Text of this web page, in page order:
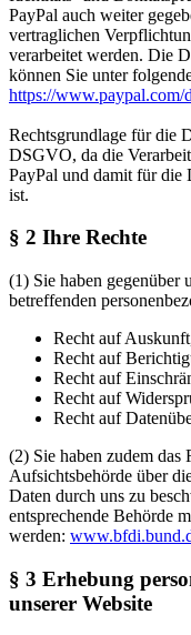
PayPal auch weiter
vertraglichen
verarbeitet werden. Die
können Sie unter
https://www.paypal.com/
Rechtsgrundlage für die
DSGVO, da die
PayPal und damit für die
ist.
§ 2 Ihre Rechte
(1) Sie haben gegenüber
betreffenden
Recht auf
Recht auf
Recht auf
Recht auf
Recht auf
(2) Sie haben zudem das
Aufsichtsbehörde über
Daten durch uns zu
entsprechende Behörde
werden:
§ 3 Erhebung
unserer Website